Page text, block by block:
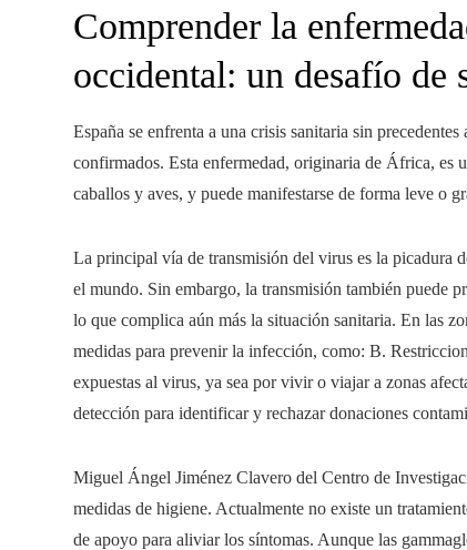
Comprender la
occidental: un desafío de
España se enfrenta a una crisis sanitaria sin
confirmados. Esta enfermedad, originaria de África, es
caballos y aves, y puede manifestarse de forma leve o
La principal vía de transmisión del virus es la picadura
el mundo. Sin embargo, la transmisión también puede
lo que complica aún más la situación sanitaria. En las
medidas para prevenir la infección, como: B.
expuestas al virus, ya sea por vivir o viajar a zonas
detección para identificar y rechazar donaciones
Miguel Ángel Jiménez Clavero del Centro de
medidas de higiene. Actualmente no existe un
de apoyo para aliviar los síntomas. Aunque las